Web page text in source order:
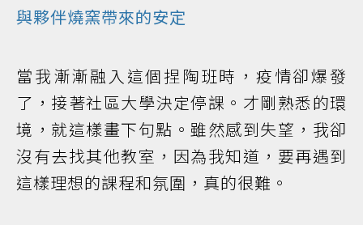
與夥伴燒窯帶來的安定
當我漸漸融入這個捏陶班時，疫情卻爆發
了，接著社區大學決定停課。才剛熟悉的環
境，就這樣畫下句點。雖然感到失望，我卻
沒有去找其他教室，因為我知道，要再遇到
這樣理想的課程和氛圍，真的很難。